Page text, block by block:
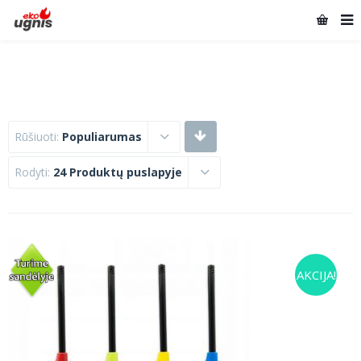
Rūšiuoti: Populiarumas
Rodyti: 24 Produktų puslapyje
AKCIJA!